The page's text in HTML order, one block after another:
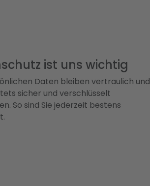
ist uns wichtig
Daten bleiben vertraulich und
sicher und verschlüsselt
So sind Sie jederzeit bestens